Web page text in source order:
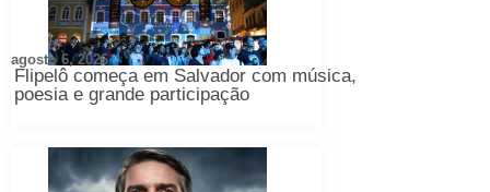
Flipelô começa em Salvador com música,
poesia e grande participação
agosto 6, 2026